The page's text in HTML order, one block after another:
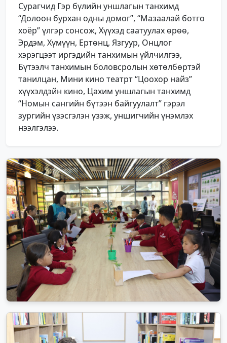
Сурагчид Гэр бүлийн уншлагын танхимд
“Долоон бурхан одны домог”, “Мазаалай ботго
хоёр” үлгэр сонсож, Хүүхэд саатуулах өрөө,
Эрдэм, Хүмүүн, Ертөнц, Язгуур, Онцлог
хэрэгцээт иргэдийн танхимын үйлчилгээ,
Бүтээлч танхимын боловсролын хөтөлбөртэй
танилцан, Мини кино театрт “Цоохор найз”
хүүхэлдэйн кино, Цахим уншлагын танхимд
“Номын сангийн бүтээн байгуулалт” гэрэл
зургийн үзэсгэлэн үзэж, уншигчийн үнэмлэх
нээлгэлээ.